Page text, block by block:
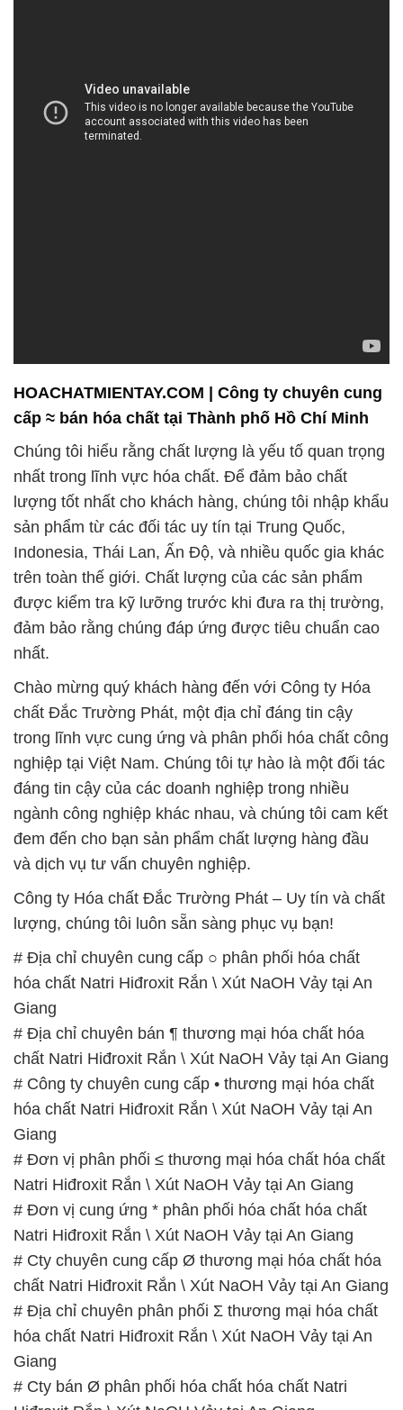
sản phẩm từ các đối tác uy tín tại Trung Quốc,
Indonesia, Thái Lan, Ấn Độ, và nhiều quốc gia khác
trên toàn thế giới. Chất lượng của các sản phẩm
đem đến cho bạn sản phẩm chất lượng hàng đầu
và dịch vụ tư vấn chuyên nghiệp.
Công ty Hóa chất Đắc Trường Phát – Uy tín và chất
lượng, chúng tôi luôn sẵn sàng phục vụ bạn!
# Địa chỉ chuyên cung cấp ○ phân phối hóa chất
hóa chất Natri Hiđroxit Rắn \ Xút NaOH Vảy tại An
Giang
# Địa chỉ chuyên bán ¶ thương mại hóa chất hóa
chất Natri Hiđroxit Rắn \ Xút NaOH Vảy tại An Giang
# Công ty chuyên cung cấp • thương mại hóa chất
Giang
# Đơn vị phân phối ≤ thương mại hóa chất hóa chất
Natri Hiđroxit Rắn \ Xút NaOH Vảy tại An Giang
# Đơn vị cung ứng * phân phối hóa chất hóa chất
Natri Hiđroxit Rắn \ Xút NaOH Vảy tại An Giang
# Cty chuyên cung cấp Ø thương mại hóa chất hóa
chất Natri Hiđroxit Rắn \ Xút NaOH Vảy tại An Giang
# Địa chỉ chuyên phân phối Σ thương mại hóa chất
hóa chất Natri Hiđroxit Rắn \ Xút NaOH Vảy tại An
Giang
Hiđroxit Rắn \ Xút NaOH Vảy tại An Giang
# Nơi phân phối { cung ứng } hóa chất hóa chất
Natri Hiđroxit Rắn \ Xút NaOH Vảy tại An Giang
# Nơi thương mại ( cung cấp ) hóa chất hóa chất
Natri Hiđroxit Rắn \ Xút NaOH Vảy tại An Giang
# Đơn vị chuyên kinh doanh / cung cấp hóa chất
hóa chất Natri Hiđroxit Rắn \ Xút NaOH Vảy tại An
Giang
📞PHÒNG KINH DOANH – CÔNG TY HÓA CHẤT
ĐẮC TRƯỜNG PHÁT🌐
🌐 Website: https://hoachatmientay.com/
📞 Hotline:
– 0933.920.505 – 028.3504.5555
– 028.3756.1835 – 028.3756.1840 –
028.3756.1841- 028.3756.1842